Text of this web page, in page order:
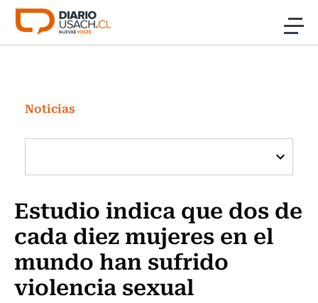
Click acá para ir directamente al contenido
Investigación
Cultura
Programas Radio y TV Usach
Noticias
Estudio indica que dos de
cada diez mujeres en el
mundo han sufrido
violencia sexual